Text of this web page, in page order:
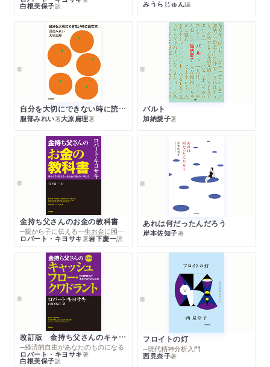
白根美保子訳 みうらじゅん編
自分を大切にできない時に読む本
服部みれい著大原扁理著
パルト
加納愛子著
金持ち父さんのお金の教科書
─親から子に伝える一生お金に困らない考え方
ロバート・キヨサキ著岩下慶一訳
あれは何だったんだろう
岸本佐知子著
改訂版 金持ち父さんのキャッシュフロー・クワドラント
─経済的自由があなたのものになる
ロバート・キヨサキ著
白根美保子訳
フロイトの灯
─現代精神分析入門
西見奈子著